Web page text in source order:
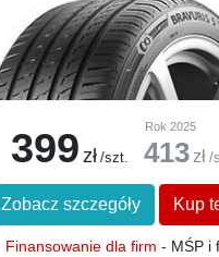
399 zł /szt.
Rok 2025
413 zł /
Zobacz szczegóły Kup
Finansowanie dla firm - MŚP i